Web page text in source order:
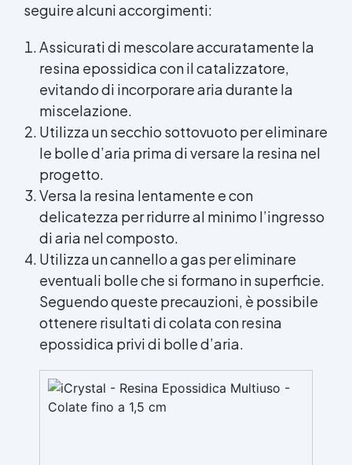
seguire alcuni accorgimenti:
Assicurati di mescolare accuratamente la
resina epossidica con il catalizzatore,
evitando di incorporare aria durante la
miscelazione.
Utilizza un secchio sottovuoto per eliminare
le bolle d’aria prima di versare la resina nel
progetto.
Versa la resina lentamente e con
delicatezza per ridurre al minimo l’ingresso
di aria nel composto.
Utilizza un cannello a gas per eliminare
eventuali bolle che si formano in superficie.
Seguendo queste precauzioni, è possibile
ottenere risultati di colata con resina
epossidica privi di bolle d’aria.